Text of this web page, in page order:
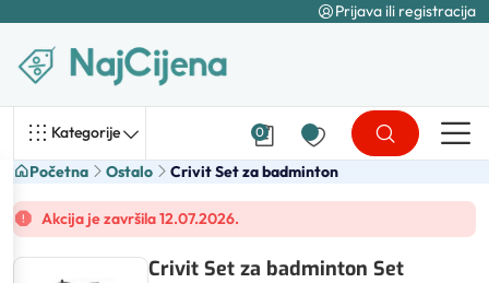
Prijava ili registracija
Kategorije 0
Početna Ostalo Crivit Set za badminton
Akcija je završila 12.07.2026.
Crivit Set za badminton Set